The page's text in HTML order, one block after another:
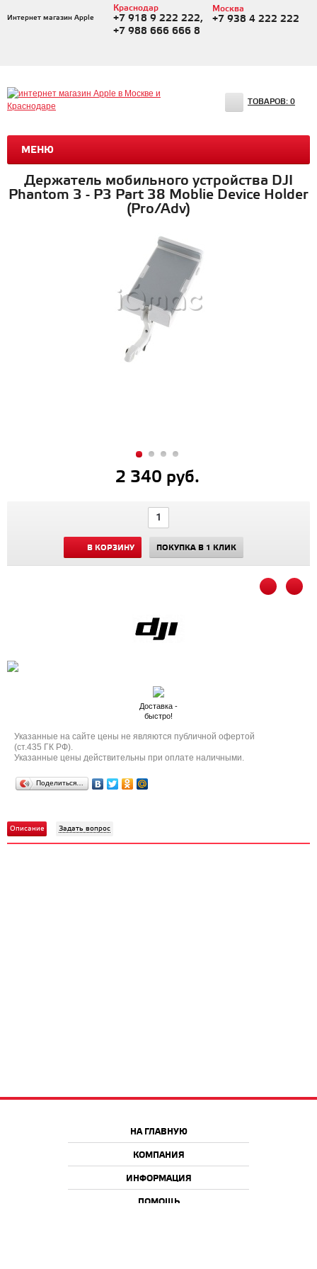
Интернет магазин Apple
Краснодар
+7 918 9 222 222,
+7 988 666 666 8
Москва
+7 938 4 222 222
МЕНЮ
ТОВАРОВ: 0
Держатель мобильного устройства DJI
Phantom 3 - P3 Part 38 Moblie Device Holder
(Pro/Adv)
2 340 руб.
В КОРЗИНУ ПОКУПКА В 1 КЛИК
Доставка -
быстро!
Указанные на сайте цены не являются публичной офертой
(ст.435 ГК РФ).
Указанные цены действительны при оплате наличными.
Поделиться…
Описание Задать вопрос
НА ГЛАВНУЮ
КОМПАНИЯ
ИНФОРМАЦИЯ
ПОМОЩЬ